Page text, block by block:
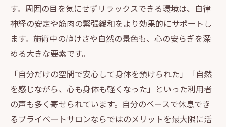
す。周囲の目を気にせずリラックスできる環境は、自律
神経の安定や筋肉の緊張緩和をより効果的にサポートし
ます。施術中の静けさや自然の景色も、心の安らぎを深
める大きな要素です。
「自分だけの空間で安心して身体を預けられた」「自然
を感じながら、心も身体も軽くなった」といった利用者
の声も多く寄せられています。自分のペースで休息でき
るプライベートサロンならではのメリットを最大限に活